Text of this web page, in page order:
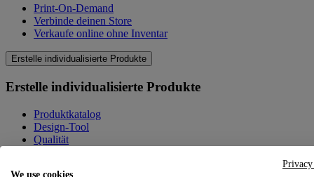
Print-On-Demand
Verbinde deinen Store
Verkaufe online ohne Inventar
Erstelle individualisierte Produkte
Erstelle individualisierte Produkte
Produktkatalog
Design-Tool
Qualität
We use cookies